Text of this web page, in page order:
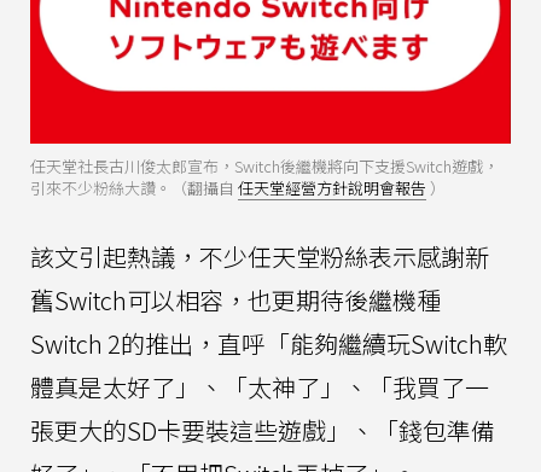
任天堂社長古川俊太郎宣布，Switch後繼機將向下支援Switch遊戲，
引來不少粉絲大讚。（翻攝自 任天堂經營方針說明會報告 ）
該文引起熱議，不少任天堂粉絲表示感謝新
舊Switch可以相容，也更期待後繼機種
Switch 2的推出，直呼「能夠繼續玩Switch軟
體真是太好了」、「太神了」、「我買了一
張更大的SD卡要裝這些遊戲」、「錢包準備